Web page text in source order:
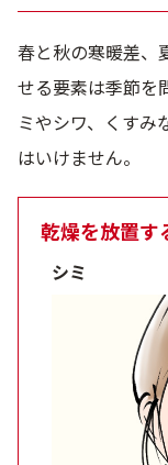
ベスト
メイク・ボディ・
キャンペーン情報
通販
クー
春と秋の寒暖差、
せる要素は季節を
ミやシワ、くすみ
はいけません。
乾燥を放置す
シミ